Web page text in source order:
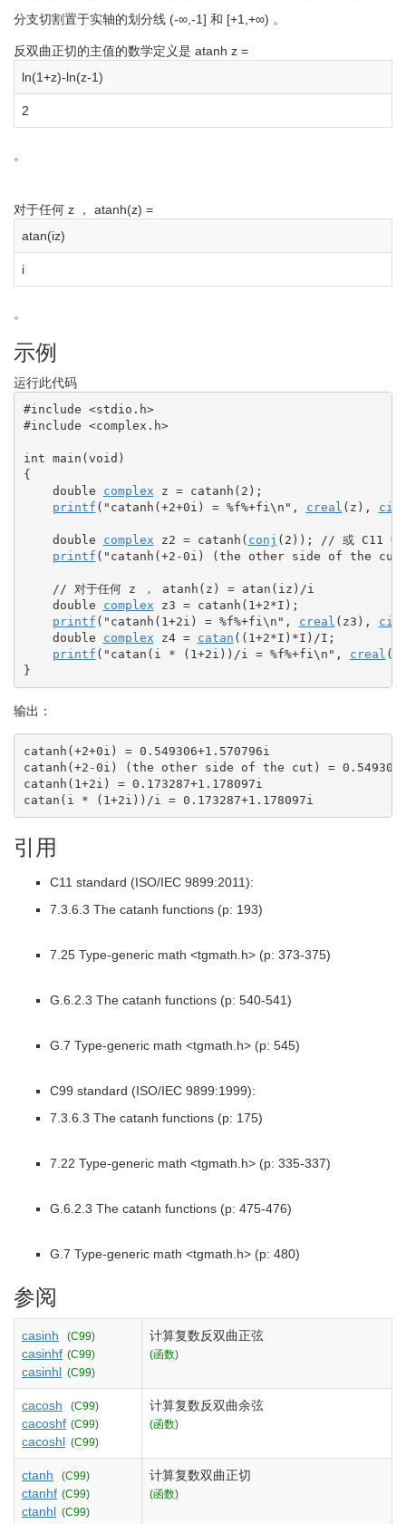
分支切割置于实轴的划分线 (-∞,-1] 和 [+1,+∞) 。
反双曲正切的主值的数学定义是 atanh z =
ln(1+z)-ln(z-1)
2
。
对于任何 z ， atanh(z) =
atan(iz)
i
。
示例
运行此代码
#include <stdio.h>
#include <complex.h>
int main (void )
{
double
complex z = catanh ( 2 ) ;
printf ( "catanh(+2+0i) = %f%+fi \n " , creal ( z ) ,
double complex z2 = catanh ( conj ( 2 ) ) ;
// 或 C11 中
printf ( "catanh(+2-0i) (the other side of the cut)
// 对于任何 z ， atanh(z) = atan(iz)/i
double
complex z3 = catanh ( 1 +2*I ) ;
printf ( "catanh(1+2i) = %f%+fi \n " , creal ( z3 ) ,
double
complex z4 = catan ( ( 1 +2*I ) *I ) /I ;
printf ( "catan(i * (1+2i))/i = %f%+fi \n " , creal (
}
输出：
catanh(+2+0i) = 0.549306+1.570796i
catanh(+2-0i) (the other side of the cut) = 0.549306-
catanh(1+2i) = 0.173287+1.178097i
catan(i * (1+2i))/i = 0.173287+1.178097i
引用
C11 standard (ISO/IEC 9899:2011):
7.3.6.3 The catanh functions (p: 193)
7.25 Type-generic math <tgmath.h> (p: 373-375)
G.6.2.3 The catanh functions (p: 540-541)
G.7 Type-generic math <tgmath.h> (p: 545)
C99 standard (ISO/IEC 9899:1999):
7.3.6.3 The catanh functions (p: 175)
7.22 Type-generic math <tgmath.h> (p: 335-337)
G.6.2.3 The catanh functions (p: 475-476)
G.7 Type-generic math <tgmath.h> (p: 480)
参阅
casinh
casinhf
casinhl
(C99)
(C99)
(C99)
计算复数反双曲正弦
(函数)
cacosh
cacoshf
cacoshl
(C99)
(C99)
(C99)
计算复数反双曲余弦
(函数)
ctanh
ctanhf
ctanhl
(C99)
(C99)
(C99)
计算复数双曲正切
(函数)